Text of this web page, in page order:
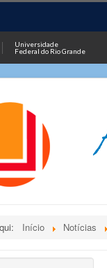
Universidade
Federal do Rio Grande
Início Notícias